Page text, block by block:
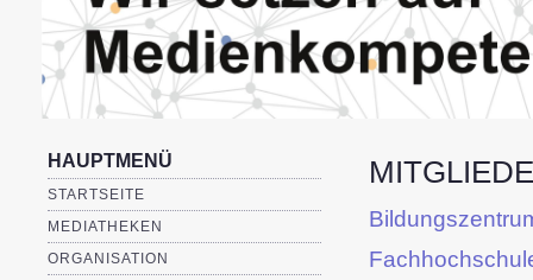
HAUPTMENÜ
STARTSEITE
MEDIATHEKEN
ORGANISATION